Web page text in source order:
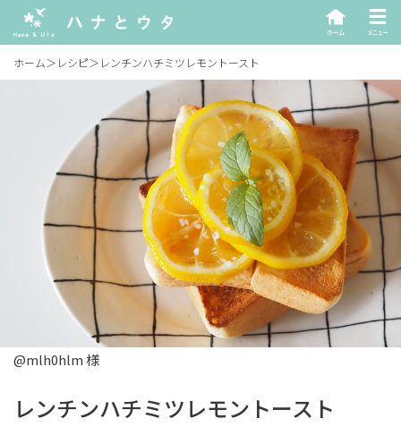
ホーム＞ レシピ＞ レンチンハチミツレモントースト
@mlh0hlm 様
レンチンハチミツレモントースト